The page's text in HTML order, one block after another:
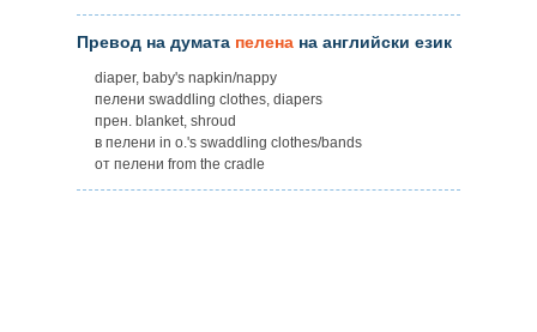
Превод на думата пелена на английски език
diaper, baby's napkin/nappy
пелени swaddling clothes, diapers
прен. blanket, shroud
в пелени in o.'s swaddling clothes/bands
от пелени from the cradle